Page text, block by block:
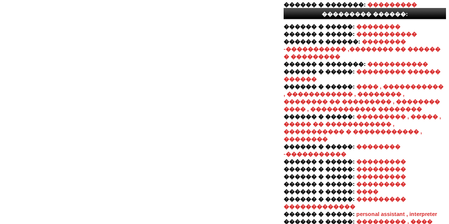
������ � �������: ���������
��������� ������:
������ � �����: ��������
������ � �����: �����������
������ � ������: ��������
-����������� ,�������� �� ������
� ���������
������ � �������: �����������
������ � �����: ��������� ������
������
������ � �����: ���� , �����������
, ������������ , �������� ,
�������� �� ��������� , ��������
���� , ������������ ��������
������ � �����: ��������� , ����� ,
����� �� ������������ ,
����������� � ������������ ,
��������
������ � �����: ��������
-�����������
������ � �����: ���������
������ � �����: ���������
������ � �����: ���������
������ � �����: ���������
������ � �����: ����
������ � �����: ���������
�������������
������ � �����: personal assistant , interpreter
������ � �����: ��������� , ����